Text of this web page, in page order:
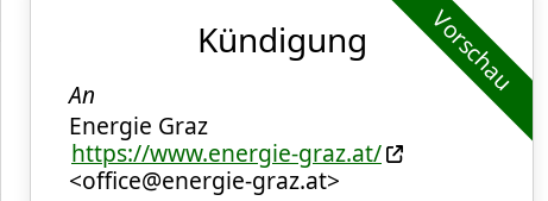
Vorschau
Kündigung
An
Energie Graz
https://www.energie-graz.at/
<office@energie-graz.at>